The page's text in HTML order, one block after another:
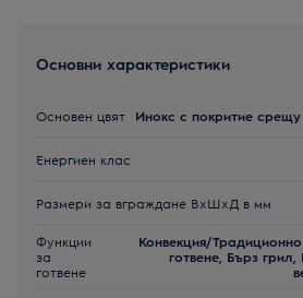
Основни характеристики
Основен цвят Инокс с покритие
Енергиен клас
Размери за вграждане ВxШxД в мм
Функции
за
готвене
Конвекция/
готвене, Бърз